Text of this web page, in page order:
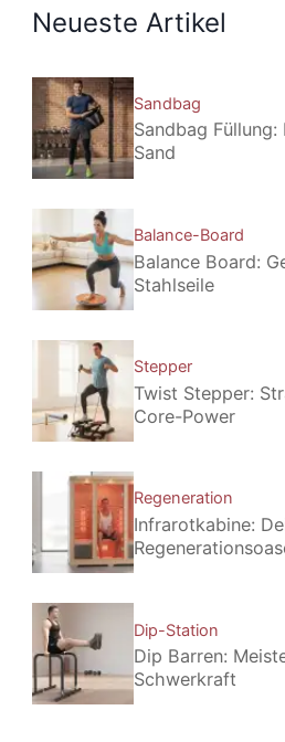
Neueste Artikel
Sandbag
Sandbag
Sand
Balance-Board
Balance Board:
Stahlseile
Stepper
Twist Stepper:
Core-Power
Regeneration
Infrarotkabine:
Dip-Station
Dip Barren:
Schwerkraft